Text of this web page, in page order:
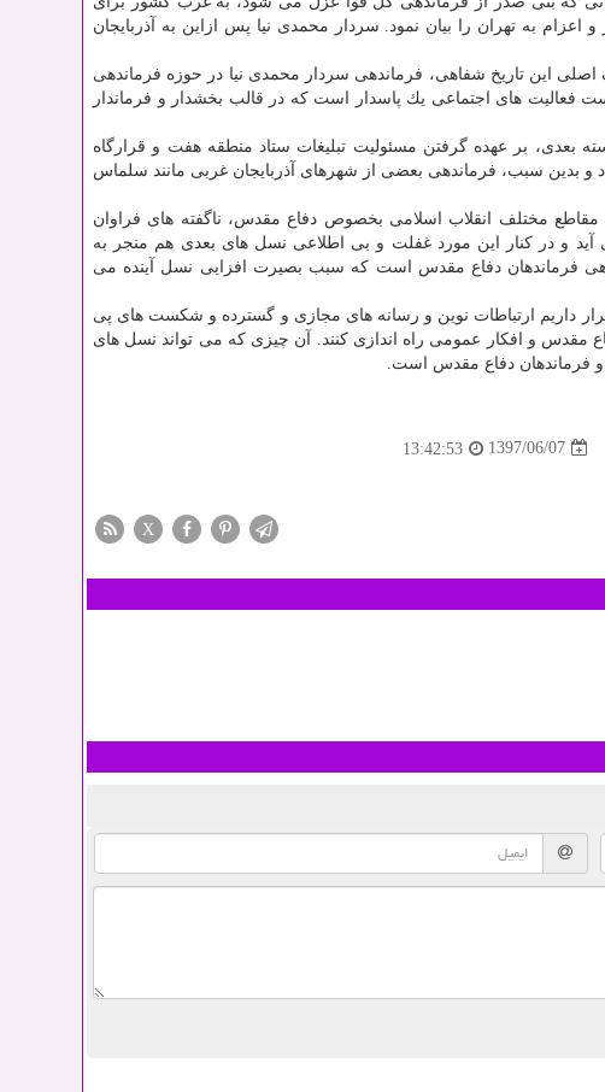
به تهران را بیان نمود. سردار محمدی نیا پس ازاین به آذربایجان
این تاریخ شفاهی، فرماندهی سردار محمدی نیا در حوزه فرماندهی
های اجتماعی یك پاسدار است كه در قالب بخشدار و فرماندار
بعدی، بر عهده گرفتن مسئولیت تبلیغات ستاد منطقه هفت و قرارگاه
بدین سبب، فرماندهی بعضی از شهرهای آذربایجان غربی مانند سلماس
مختلف انقلاب اسلامی بخصوص دفاع مقدس، ناگفته های فراوان
آید و در كنار این مورد غفلت و بی اطلاعی نسل های بعدی هم منجر به
فرماندهان دفاع مقدس است كه سبب بصیرت افزایی نسل آینده می
داریم ارتباطات نوین و رسانه های مجازی و گسترده و شكست های پی
و افكار عمومی راه اندازی كنند. آن چیزی كه می تواند نسل های
و فرماندهان دفاع مقدس است.
1397/06/07
13:42:53
X